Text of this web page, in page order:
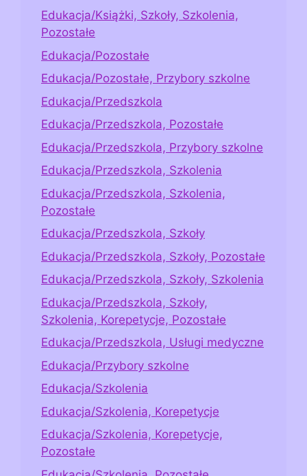
Edukacja/Książki, Szkoły, Szkolenia,
Pozostałe
Edukacja/Pozostałe
Edukacja/Pozostałe, Przybory szkolne
Edukacja/Przedszkola
Edukacja/Przedszkola, Pozostałe
Edukacja/Przedszkola, Przybory szkolne
Edukacja/Przedszkola, Szkolenia
Edukacja/Przedszkola, Szkolenia,
Pozostałe
Edukacja/Przedszkola, Szkoły
Edukacja/Przedszkola, Szkoły, Pozostałe
Edukacja/Przedszkola, Szkoły, Szkolenia
Edukacja/Przedszkola, Szkoły,
Szkolenia, Korepetycje, Pozostałe
Edukacja/Przedszkola, Usługi medyczne
Edukacja/Przybory szkolne
Edukacja/Szkolenia
Edukacja/Szkolenia, Korepetycje
Edukacja/Szkolenia, Korepetycje,
Pozostałe